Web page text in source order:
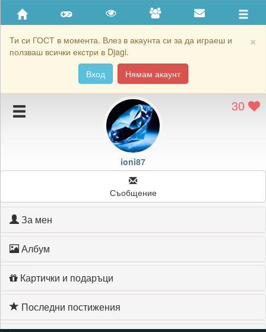
×
Ти си ГОСТ в момента. Влез в акаунта си за да играеш и
ползваш всички екстри в Djagi.
Вход
Нямам акаунт
Приятели
Хронология на игри
Подаръците на ioni87 30
ioni87
Съобщение
За мен
Албум
Картички и подаръци
Последни постижения